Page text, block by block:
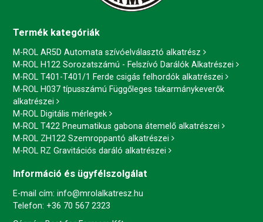
Termék kategóriák
M-ROL AR5D Automata szívóelválasztó alkatrész
M-ROL H122 Sorozatszámú - Felszívó Darálók Alkatrészei
M-ROL T401-T401/1 Ferde csigás felhordók alkatrészei
M-ROL H037 típusszámú Függőleges takarmánykeverők
alkatrészei
M-ROL Digitális mérlegek
M-ROL T422 Pneumatikus gabona átemelő alkatrészei
M-ROL ZH122 Szemroppantó alkatrészei
M-ROL RZ Gravitációs daráló alkatrészei
Információ és ügyfélszolgálat
E-mail cím: info@mrolalkatresz.hu
Telefon: +36 70 567 2323